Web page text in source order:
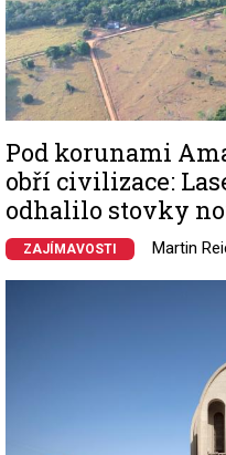
Pod korunami
obří civilizace:
odhalilo stovky
ZAJÍMAVOSTI Martin